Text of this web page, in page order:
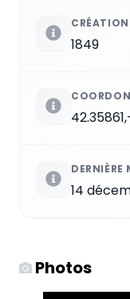
CRÉATION
1849
DERNIÈRE
14
Photos